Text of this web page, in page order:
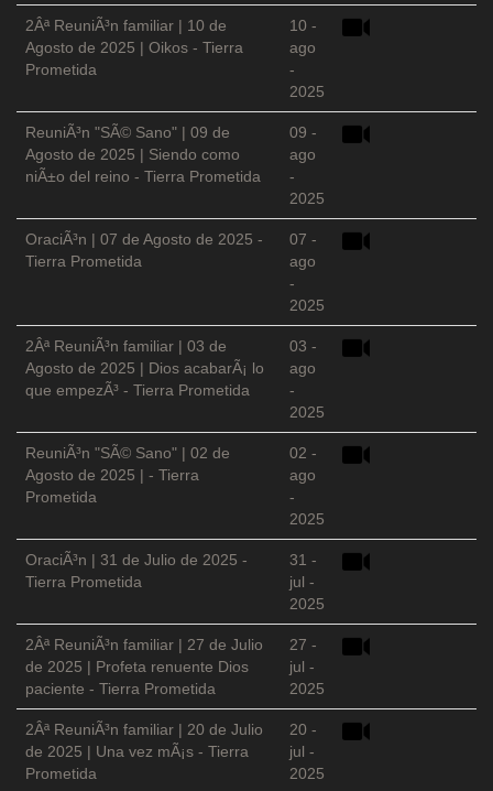
2Âª ReuniÃ³n familiar | 10 de
Agosto de 2025 | Oikos - Tierra
Prometida
10 -
ago
-
2025
ReuniÃ³n "SÃ© Sano" | 09 de
Agosto de 2025 | Siendo como
niÃ±o del reino - Tierra Prometida
09 -
ago
-
2025
OraciÃ³n | 07 de Agosto de 2025 -
Tierra Prometida
07 -
ago
-
2025
2Âª ReuniÃ³n familiar | 03 de
Agosto de 2025 | Dios acabarÃ¡ lo
que empezÃ³ - Tierra Prometida
03 -
ago
-
2025
ReuniÃ³n "SÃ© Sano" | 02 de
Agosto de 2025 | - Tierra
Prometida
02 -
ago
-
2025
OraciÃ³n | 31 de Julio de 2025 -
Tierra Prometida
31 -
jul -
2025
2Âª ReuniÃ³n familiar | 27 de Julio
de 2025 | Profeta renuente Dios
paciente - Tierra Prometida
27 -
jul -
2025
2Âª ReuniÃ³n familiar | 20 de Julio
de 2025 | Una vez mÃ¡s - Tierra
Prometida
20 -
jul -
2025